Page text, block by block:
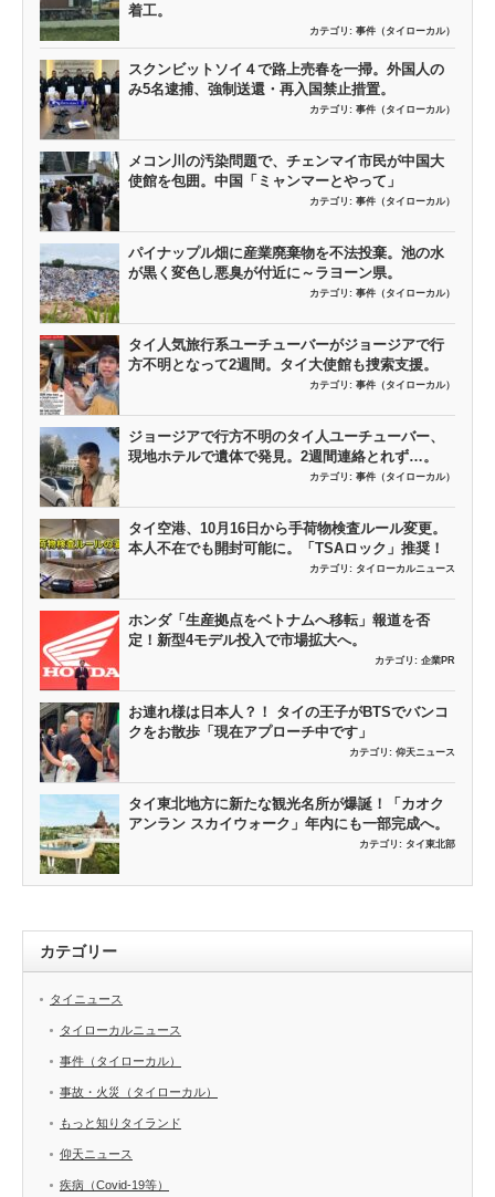
着工。
カテゴリ: 事件（タイローカル）
スクンビットソイ４で路上売春を一掃。外国人の
み5名逮捕、強制送還・再入国禁止措置。
カテゴリ: 事件（タイローカル）
メコン川の汚染問題で、チェンマイ市民が中国大
使館を包囲。中国「ミャンマーとやって」
カテゴリ: 事件（タイローカル）
パイナップル畑に産業廃棄物を不法投棄。池の水
が黒く変色し悪臭が付近に～ラヨーン県。
カテゴリ: 事件（タイローカル）
タイ人気旅行系ユーチューバーがジョージアで行
方不明となって2週間。タイ大使館も捜索支援。
カテゴリ: 事件（タイローカル）
ジョージアで行方不明のタイ人ユーチューバー、
現地ホテルで遺体で発見。2週間連絡とれず…。
カテゴリ: 事件（タイローカル）
タイ空港、10月16日から手荷物検査ルール変更。
本人不在でも開封可能に。「TSAロック」推奨！
カテゴリ: タイローカルニュース
ホンダ「生産拠点をベトナムへ移転」報道を否
定！新型4モデル投入で市場拡大へ。
カテゴリ: 企業PR
お連れ様は日本人？！ タイの王子がBTSでバンコ
クをお散歩「現在アプローチ中です」
カテゴリ: 仰天ニュース
タイ東北地方に新たな観光名所が爆誕！「カオク
アンラン スカイウォーク」年内にも一部完成へ。
カテゴリ: タイ東北部
カテゴリー
タイニュース
タイローカルニュース
事件（タイローカル）
事故・火災（タイローカル）
もっと知りタイランド
仰天ニュース
疾病（Covid-19等）